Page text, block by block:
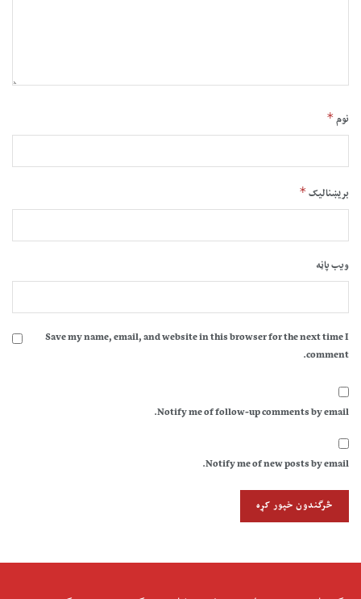
نوم*
بریښنالیک*
ویب پاڼه
Save my name, email, and website in this browser for the next time I
comment.
Notify me of follow-up comments by email.
Notify me of new posts by email.